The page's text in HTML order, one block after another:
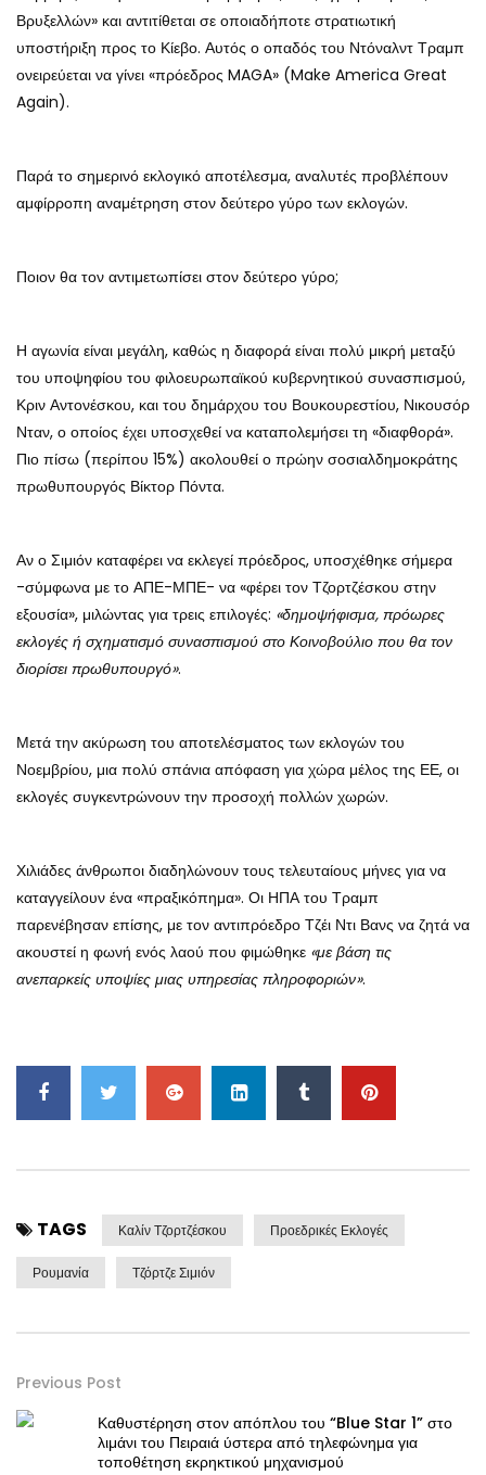
Βρυξελλών» και αντιτίθεται σε οποιαδήποτε στρατιωτική
υποστήριξη προς το Κίεβο. Αυτός ο οπαδός του Ντόναλντ Τραμπ
ονειρεύεται να γίνει «πρόεδρος MAGA» (Make America Great
Again).
Παρά το σημερινό εκλογικό αποτέλεσμα, αναλυτές προβλέπουν
αμφίρροπη αναμέτρηση στον δεύτερο γύρο των εκλογών.
Ποιον θα τον αντιμετωπίσει στον δεύτερο γύρο;
Η αγωνία είναι μεγάλη, καθώς η διαφορά είναι πολύ μικρή μεταξύ
του υποψηφίου του φιλοευρωπαϊκού κυβερνητικού συνασπισμού,
Κριν Αντονέσκου, και του δημάρχου του Βουκουρεστίου, Νικουσόρ
Νταν, ο οποίος έχει υποσχεθεί να καταπολεμήσει τη «διαφθορά».
Πιο πίσω (περίπου 15%) ακολουθεί ο πρώην σοσιαλδημοκράτης
πρωθυπουργός Βίκτορ Πόντα.
Αν ο Σιμιόν καταφέρει να εκλεγεί πρόεδρος, υποσχέθηκε σήμερα
-σύμφωνα με το ΑΠΕ-ΜΠΕ- να «φέρει τον Τζορτζέσκου στην
εξουσία», μιλώντας για τρεις επιλογές: «δημοψήφισμα, πρόωρες
εκλογές ή σχηματισμό συνασπισμού στο Κοινοβούλιο που θα τον
διορίσει πρωθυπουργό».
Μετά την ακύρωση του αποτελέσματος των εκλογών του
Νοεμβρίου, μια πολύ σπάνια απόφαση για χώρα μέλος της ΕΕ, οι
εκλογές συγκεντρώνουν την προσοχή πολλών χωρών.
Χιλιάδες άνθρωποι διαδηλώνουν τους τελευταίους μήνες για να
καταγγείλουν ένα «πραξικόπημα». Οι ΗΠΑ του Τραμπ
παρενέβησαν επίσης, με τον αντιπρόεδρο Τζέι Ντι Βανς να ζητά να
ακουστεί η φωνή ενός λαού που φιμώθηκε «με βάση τις
ανεπαρκείς υποψίες μιας υπηρεσίας πληροφοριών».
TAGS Καλίν Τζορτζέσκου Προεδρικές Εκλογές
Ρουμανία Τζόρτζε Σιμιόν
Previous Post
Καθυστέρηση στον απόπλου του “Blue Star 1” στο
λιμάνι του Πειραιά ύστερα από τηλεφώνημα για
τοποθέτηση εκρηκτικού μηχανισμού